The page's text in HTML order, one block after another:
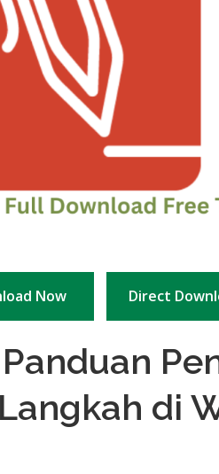
Now Direct
di